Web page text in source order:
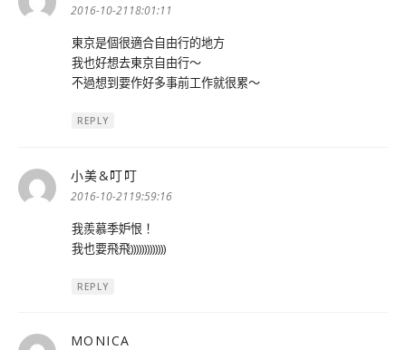
示:
2016-10-2118:01:11
東京是個很適合自由行的地方
我也好想去東京自由行～
不過想到要作好多事前工作就很累～
REPLY
小美&叮叮
示:
2016-10-2119:59:16
我羨慕季妒恨！
我也要飛飛)))))))))))))
REPLY
MONICA